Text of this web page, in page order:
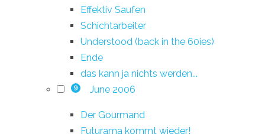
Effektiv Saufen
Schichtarbeiter
Understood (back in the 60ies)
Ende
das kann ja nichts werden...
9 June 2006
Der Gourmand
Futurama kommt wieder!